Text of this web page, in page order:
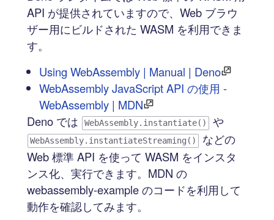
API が提供されていますので、Web ブラウ
ザー用にビルドされた WASM を利用できま
す。
Using WebAssembly | Manual | Deno
WebAssembly JavaScript API の使用 -
WebAssembly | MDN
Deno では
WebAssembly.instantiate() や
WebAssembly.instantiateStreaming()
などの
Web 標準 API を使って WASM をインスタ
ンス化、実行できます。MDN の
webassembly-example のコードを利用して
動作を確認してみます。